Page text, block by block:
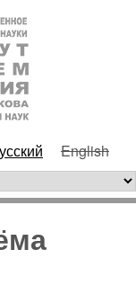
English